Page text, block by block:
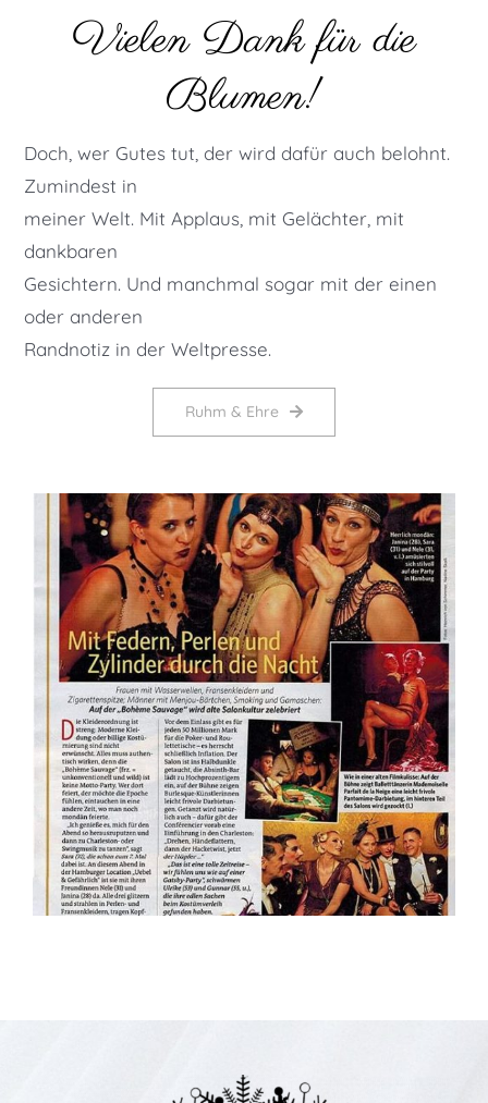
Vielen Dank für die
Blumen!
Doch, wer Gutes tut, der wird dafür auch belohnt.
Zumindest in
meiner Welt. Mit Applaus, mit Gelächter, mit
dankbaren
Gesichtern. Und manchmal sogar mit der einen
oder anderen
Randnotiz in der Weltpresse.
Ruhm & Ehre